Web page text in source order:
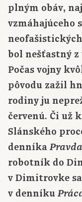
plným obáv,
vzmáhajúceho
bol nešťastný
Počas vojny
pôvodu zažil
rodiny ju
červenú. Či už
Slánského
denníka Pravda
robotník do
v Dimitrovke
v denníku